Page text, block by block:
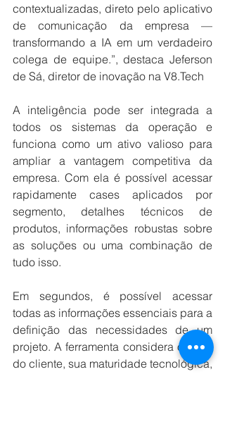
contextualizadas, direto pelo aplicativo
de comunicação da empresa —
transformando a IA em um verdadeiro
colega de equipe.”, destaca Jeferson
de Sá, diretor de inovação na V8.Tech
A inteligência pode ser integrada a
todos os sistemas da operação e
funciona como um ativo valioso para
ampliar a vantagem competitiva da
empresa. Com ela é possível acessar
rapidamente cases aplicados por
segmento, detalhes técnicos de
produtos, informações robustas sobre
as soluções ou uma combinação de
tudo isso.
Em segundos, é possível acessar
todas as informações essenciais para a
definição das necessidades de um
projeto. A ferramenta considera o perfil
do cliente, sua maturidade tecnológica,